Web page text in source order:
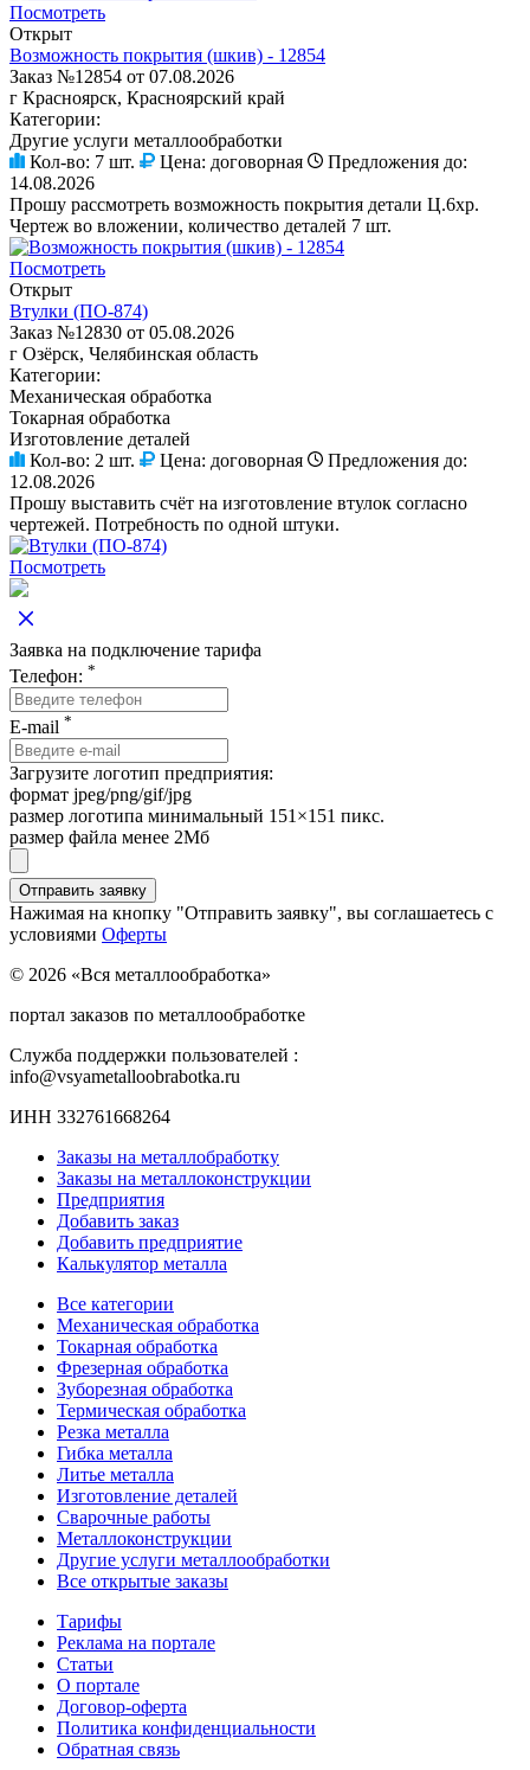
Посмотреть
Открыт
Возможность покрытия (шкив) - 12854
Заказ №12854 от 07.08.2026
г Красноярск, Красноярский край
Категории:
Другие услуги металлообработки
Кол-во: 7 шт. Цена: договорная
Предложения до:
14.08.2026
Прошу рассмотреть возможность покрытия детали Ц.6хр.
Чертеж во вложении, количество деталей 7 шт.
Посмотреть
Открыт
Втулки (ПО-874)
Заказ №12830 от 05.08.2026
г Озёрск, Челябинская область
Категории:
Механическая обработка
Токарная обработка
Изготовление деталей
Кол-во: 2 шт. Цена: договорная
Предложения до:
12.08.2026
Прошу выставить счёт на изготовление втулок согласно
чертежей. Потребность по одной штуки.
Посмотреть
Заявка на подключение тарифа
Телефон: *
E-mail *
Загрузите логотип предприятия:
формат jpeg/png/gif/jpg
размер логотипа минимальный 151×151 пикс.
размер файла менее 2Мб
Нажимая на кнопку "Отправить заявку", вы соглашаетесь с
условиями Оферты
© 2026 «Вся металлообработка»
портал заказов по металлообработке
Служба поддержки пользователей :
info@vsyametalloobrabotka.ru
ИНН 332761668264
Заказы на металлобработку
Заказы на металлоконструкции
Предприятия
Добавить заказ
Добавить предприятие
Калькулятор металла
Все категории
Механическая обработка
Токарная обработка
Фрезерная обработка
Зуборезная обработка
Термическая обработка
Резка металла
Гибка металла
Литье металла
Изготовление деталей
Сварочные работы
Металлоконструкции
Другие услуги металлообработки
Все открытые заказы
Тарифы
Реклама на портале
Статьи
О портале
Договор-оферта
Политика конфиденциальности
Обратная связь